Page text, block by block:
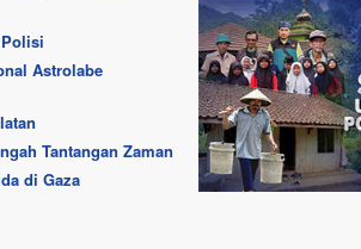
Astrolabe
Tantangan Zaman
di Gaza